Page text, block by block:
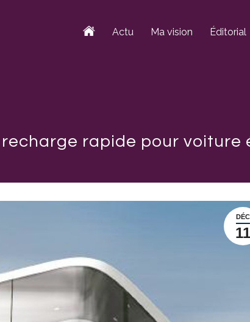
Actu Ma vision Éditorial
recharge rapide pour voiture
DÉC
11